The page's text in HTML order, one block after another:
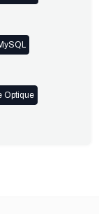
Optique